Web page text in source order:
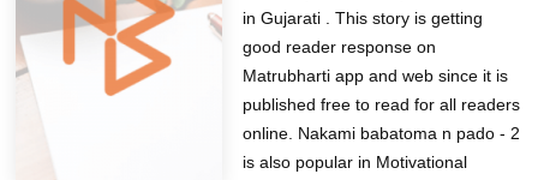
in Gujarati . This story is getting
good reader response on
Matrubharti app and web since it is
published free to read for all readers
online. Nakami babatoma n pado - 2
is also popular in Motivational